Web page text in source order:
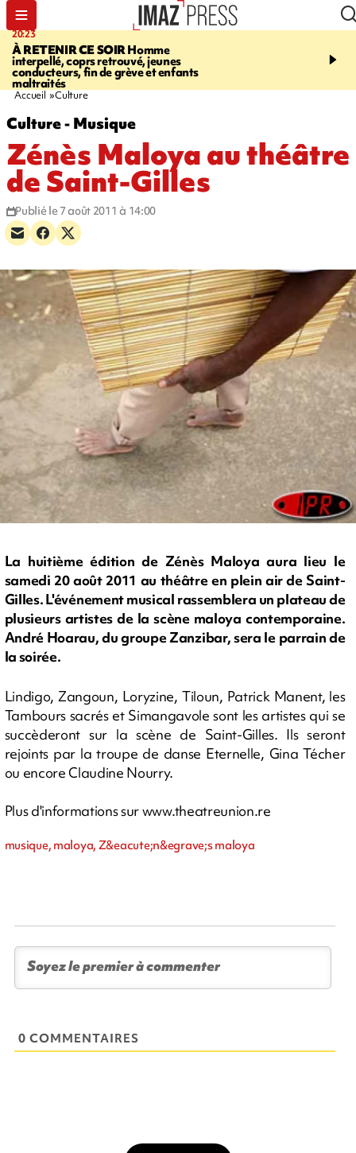
20:23
À RETENIR CE SOIRHomme
interpellé, coprs retrouvé, jeunes
conducteurs, fin de grève et enfants
maltraités
06:04
à La Réunion - des
Accueil Culture
Culture - Musique
Zénès Maloya au théâtre
de Saint-Gilles
Publié le 7 août 2011 à 14:00
La huitième édition de Zénès Maloya aura lieu le
samedi 20 août 2011 au théâtre en plein air de Saint-
Gilles. L'événement musical rassemblera un plateau de
plusieurs artistes de la scène maloya contemporaine.
André Hoarau, du groupe Zanzibar, sera le parrain de
la soirée.
Lindigo, Zangoun, Loryzine, Tiloun, Patrick Manent, les
Tambours sacrés et Simangavole sont les artistes qui se
succèderont sur la scène de Saint-Gilles. Ils seront
rejoints par la troupe de danse Eternelle, Gina Técher
ou encore Claudine Nourry.
Plus d'informations sur www.theatreunion.re
musique, maloya, Z&eacute;n&egrave;s maloya
0 COMMENTAIRES